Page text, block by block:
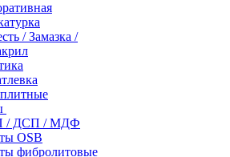
/ Замазка /
/ ДСП / МДФ
OSB
фибролитовые